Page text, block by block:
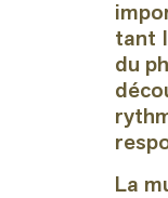
tant
du
La